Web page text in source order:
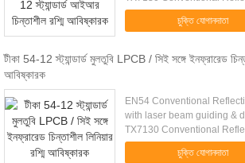
Main Features Manufacture
EN54-12 Hassle free
চুক্তি যোগানদাতা
টীকা 54-12 স্ট্যান্ডার্ড মুলতুবি LPCB / সিই সঙ্গে ইনফ্রারেড
আবিষ্কারক
EN54 Conventional
with laser beam guiding &
TX7130 Conventional
Main Features Manufacture
EN54-12 Hassle free .....
চুক্তি যোগানদাতা